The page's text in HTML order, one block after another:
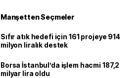
Manşetten Seçmeler
Sıfır atık hedefi için 161 projeye 914
milyon liralık destek
Borsa İstanbul’da işlem hacmi 187,2
milyar lira oldu